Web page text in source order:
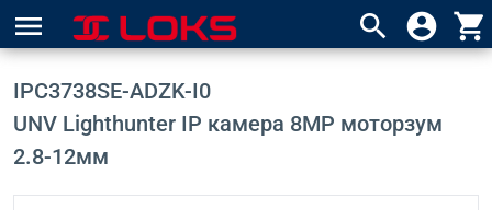
menu search account_circle shopping_cart
IPC3738SE-ADZK-I0
UNV Lighthunter IP камера 8MP моторзум
2.8-12мм